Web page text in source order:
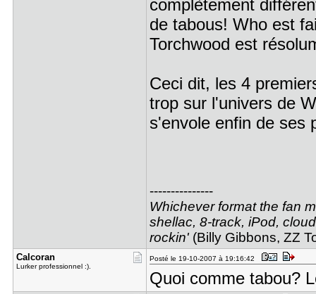
complètement
de tabous! Who est
Torchwood est
Ceci dit, les 4
trop sur l'univers de
s'envole enfin de ses
---------------
Whichever format the fan
shellac, 8-track, iPod,
rockin'(Billy Gibbons, ZZ
Calcoran
Lurker professionnel :).
Posté le 19-10-2007 à 19:16:42
Quoi comme tabou?